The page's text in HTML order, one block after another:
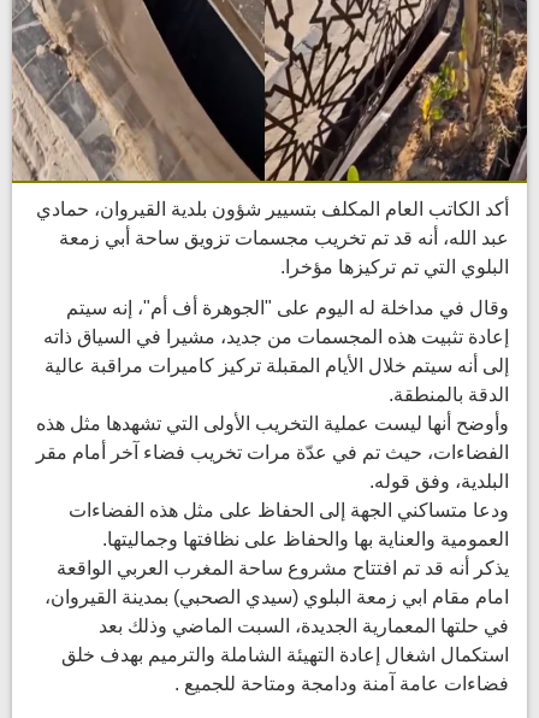
أكد الكاتب العام المكلف بتسيير شؤون بلدية القيروان، حمادي
عبد الله، أنه قد تم تخريب مجسمات تزويق ساحة أبي زمعة
البلوي التي تم تركيزها مؤخرا.
وقال في مداخلة له اليوم على "الجوهرة أف أم"، إنه سيتم
إعادة تثبيت هذه المجسمات من جديد، مشيرا في السياق ذاته
إلى أنه سيتم خلال الأيام المقبلة تركيز كاميرات مراقبة عالية
الدقة بالمنطقة.
وأوضح أنها ليست عملية التخريب الأولى التي تشهدها مثل هذه
الفضاءات، حيث تم في عدّة مرات تخريب فضاء آخر أمام مقر
البلدية، وفق قوله.
ودعا متساكني الجهة إلى الحفاظ على مثل هذه الفضاءات
العمومية والعناية بها والحفاظ على نظافتها وجماليتها.
يذكر أنه قد تم افتتاح مشروع ساحة المغرب العربي الواقعة
امام مقام ابي زمعة البلوي (سيدي الصحبي) بمدينة القيروان،
في حلتها المعمارية الجديدة، السبت الماضي وذلك بعد
استكمال اشغال إعادة التهيئة الشاملة والترميم بهدف خلق
فضاءات عامة آمنة ودامجة ومتاحة للجميع .